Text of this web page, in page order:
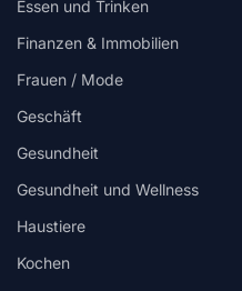
Essen und Trinken
Finanzen & Immobilien
Frauen / Mode
Geschäft
Gesundheit
Gesundheit und Wellness
Haustiere
Kochen